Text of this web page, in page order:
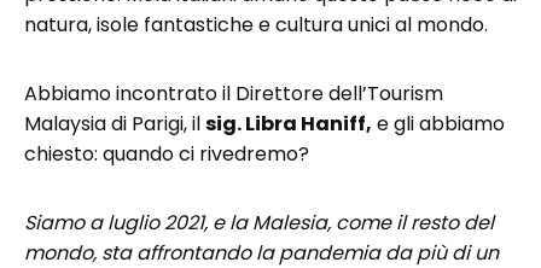
natura, isole fantastiche e cultura unici al mondo.
Abbiamo incontrato il Direttore dell’Tourism
Malaysia di Parigi, ilsig. Libra Haniff, e gli abbiamo
chiesto: quando ci rivedremo?
Siamo a luglio 2021, e la Malesia, come il resto del
mondo, sta affrontando la pandemia da più di un